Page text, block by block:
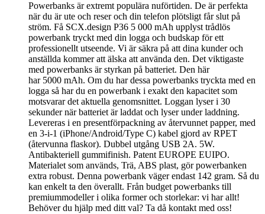
Powerbanks är extremt populära nuförtiden. De är perfekta
när du är ute och reser och din telefon plötsligt får slut på
ström. Få SCX.design P36 5 000 mAh upplyst trådlös
powerbank tryckt med din logga och budskap för ett
professionellt utseende. Vi är säkra på att dina kunder och
anställda kommer att älska att använda den. Det viktigaste
med powerbanks är styrkan på batteriet. Den här
har 5000 mAh. Om du har dessa powerbanks tryckta med en
logga så har du en powerbank i exakt den kapacitet som
motsvarar det aktuella genomsnittet. Loggan lyser i 30
sekunder när batteriet är laddat och lyser under laddning.
Levereras i en presentförpackning av återvunnet papper, med
en 3-i-1 (iPhone/Android/Type C) kabel gjord av RPET
(återvunna flaskor). Dubbel utgång USB 2A. 5W.
Antibakteriell gummifinish. Patent EUROPE EUIPO.
Materialet som används, Trä, ABS plast, gör powerbanken
extra robust. Denna powerbank väger endast 142 gram. Så du
kan enkelt ta den överallt. Från budget powerbanks till
premiummodeller i olika former och storlekar: vi har allt!
Behöver du hjälp med ditt val? Ta då kontakt med oss!